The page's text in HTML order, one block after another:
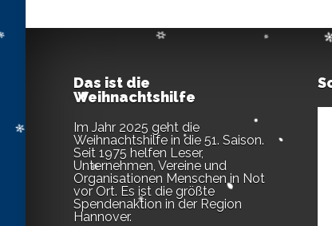
Das ist die
Weihnachtshilfe
Im Jahr 2025 geht die
Weihnachtshilfe in die 51. Saison.
Seit 1975 helfen Leser,
Unternehmen, Vereine und
Organisationen Menschen in Not
vor Ort. Es ist die größte
Spendenaktion in der Region
Hannover.